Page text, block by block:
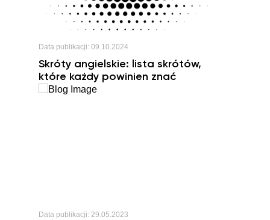
Data publikacji: 09.10.2024
Skróty angielskie: lista skrótów,
które każdy powinien znać
Data publikacji: 29.05.2023